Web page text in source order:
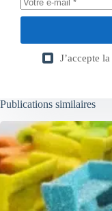
J’accepte la
Publications similaires